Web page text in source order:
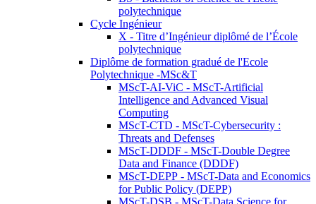
polytechnique
Cycle Ingénieur
X - Titre d’Ingénieur diplômé de l’École
polytechnique
Diplôme de formation gradué de l'Ecole
Polytechnique -MSc&T
MScT-AI-ViC - MScT-Artificial
Intelligence and Advanced Visual
Computing
MScT-CTD - MScT-Cybersecurity :
Threats and Defenses
MScT-DDDF - MScT-Double Degree
Data and Finance (DDDF)
MScT-DEPP - MScT-Data and Economics
for Public Policy (DEPP)
MScT-DSB - MScT-Data Science for